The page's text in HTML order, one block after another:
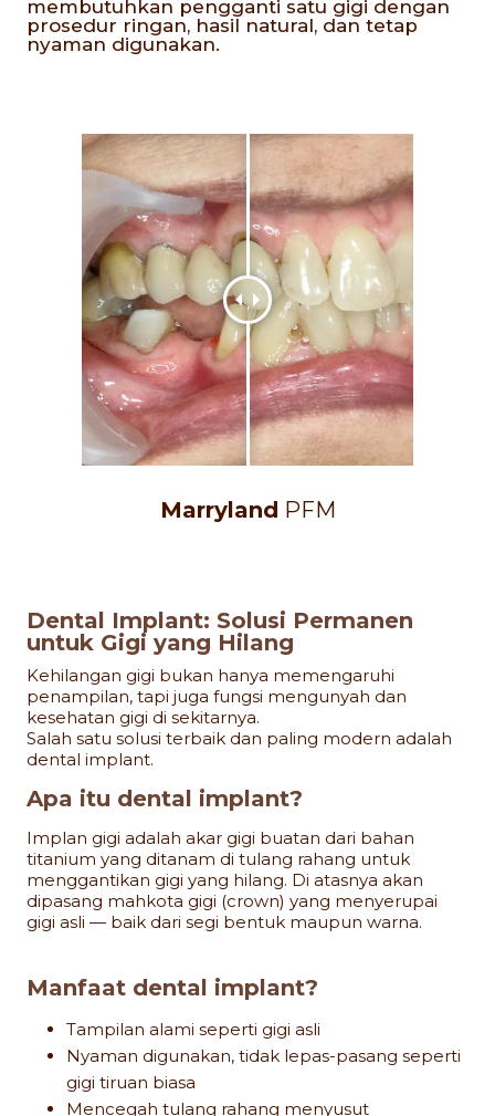
membutuhkan pengganti satu gigi dengan
prosedur ringan, hasil natural, dan tetap
nyaman digunakan.
Marryland PFM
Dental Implant: Solusi Permanen
untuk Gigi yang Hilang
Kehilangan gigi bukan hanya memengaruhi
penampilan, tapi juga fungsi mengunyah dan
kesehatan gigi di sekitarnya.
Salah satu solusi terbaik dan paling modern adalah
dental implant.
Apa itu dental implant?
Implan gigi adalah akar gigi buatan dari bahan
titanium yang ditanam di tulang rahang untuk
menggantikan gigi yang hilang. Di atasnya akan
dipasang mahkota gigi (crown) yang menyerupai
gigi asli — baik dari segi bentuk maupun warna.
Manfaat dental implant?
Tampilan alami seperti gigi asli
Nyaman digunakan, tidak lepas-pasang seperti
gigi tiruan biasa
Mencegah tulang rahang menyusut